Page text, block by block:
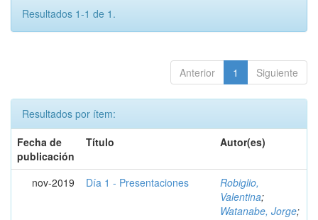
Resultados 1-1 de 1.
Anterior 1 Siguiente
Resultados por ítem:
Fecha de
publicación
Título Autor(es)
nov-2019 Día 1 - Presentaciones
Robiglio,
Valentina;
Watanabe, Jorge;